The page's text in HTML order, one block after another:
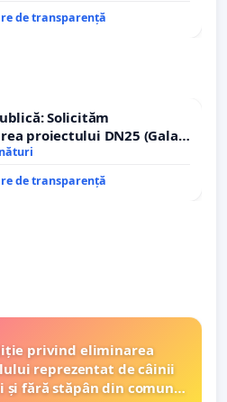
de transparență
Solicităm
proiectului DN25 (Galați
prin devierea
de transparență
privind eliminarea
reprezentat de câinii
și fără stăpân din comuna